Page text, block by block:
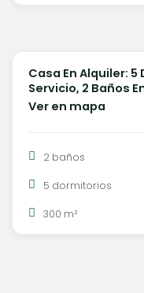
Casa En Alquiler:
Servicio, 2 Baños
Ver en mapa
2 baños
5 dormitorios
300 m²